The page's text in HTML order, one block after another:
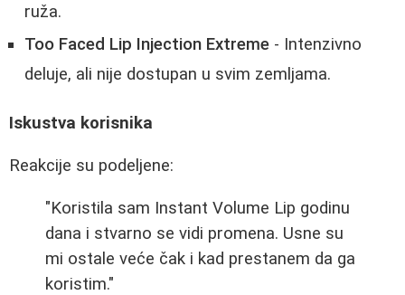
ruža.
Too Faced Lip Injection Extreme - Intenzivno
deluje, ali nije dostupan u svim zemljama.
Iskustva korisnika
Reakcije su podeljene:
"Koristila sam Instant Volume Lip godinu
dana i stvarno se vidi promena. Usne su
mi ostale veće čak i kad prestanem da ga
koristim."